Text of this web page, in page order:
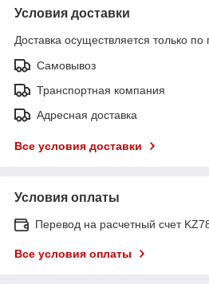
Условия доставки
Доставка осуществляется только по
Самовывоз
Транспортная компания
Адресная доставка
Все условия доставки
Условия оплаты
Перевод на расчетный счет
Все условия оплаты